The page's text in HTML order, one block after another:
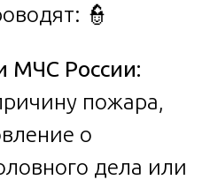
👮
МЧС России:
пожара,
о
дела или